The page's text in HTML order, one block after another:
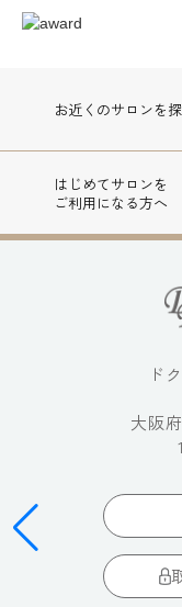
お近くのサロンを
はじめてサロンを
ご利用になる方へ
ド
大阪